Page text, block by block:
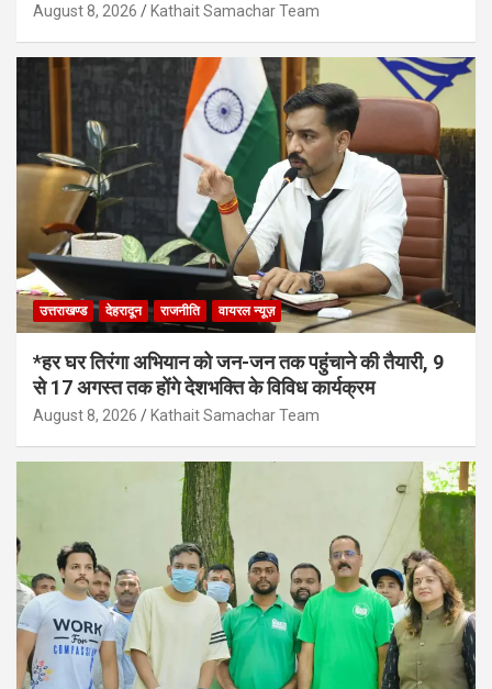
August 8, 2026 Kathait Samachar Team
उत्तराखण्ड देहरादून राजनीति वायरल न्यूज़
*हर घर तिरंगा अभियान को जन-जन तक पहुंचाने की तैयारी, 9
से 17 अगस्त तक होंगे देशभक्ति के विविध कार्यक्रम
August 8, 2026 Kathait Samachar Team